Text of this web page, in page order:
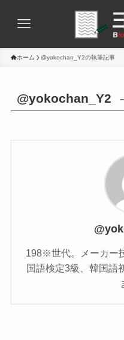
ホーム @yokochan_Y2の執筆記事
@yokochan_Y2
198※世代。メーカー
国語検定3級、韓国語